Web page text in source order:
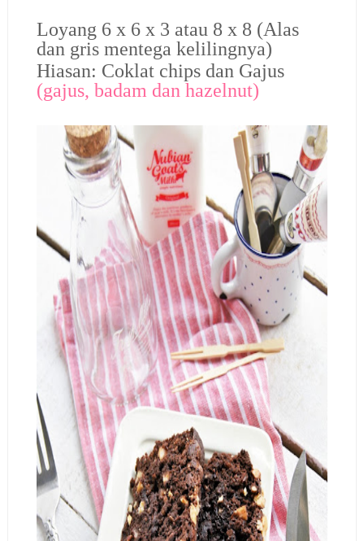
Loyang 6 x 6 x 3 atau 8 x 8 (Alas
dan gris mentega kelilingnya)
Hiasan: Coklat chips dan Gajus
(gajus, badam dan hazelnut)